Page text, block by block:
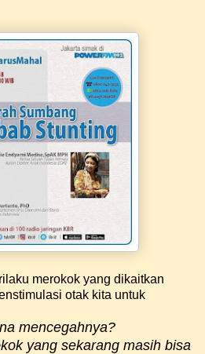
merokok yang dikaitkan
otak kita untuk
mencegahnya?
yang sekarang masih bisa